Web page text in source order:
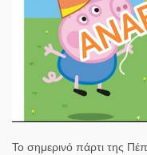
Το σημερινό πάρτι της